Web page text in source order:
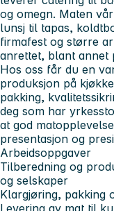
og omegn. Maten
lunsj til tapas,
firmafest og større
anrettet, blant annet
Hos oss får du en
produksjon på
pakking,
deg som har
at god
presentasjon og
Arbeidsoppgaver
Tilberedning og
og selskaper
Klargjøring, pakking
Levering av mat til